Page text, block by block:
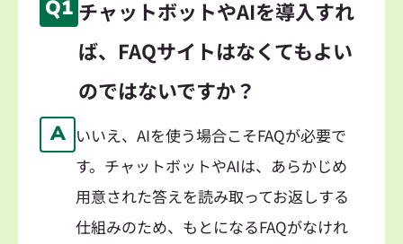
Q1 チャットボットやAIを導入すれ
ば、FAQサイトはなくてもよい
のではないですか？
A いいえ、AIを使う場合こそFAQが必要で
す。チャットボットやAIは、あらかじめ
用意された答えを読み取ってお返しする
仕組みのため、もとになるFAQがなけれ